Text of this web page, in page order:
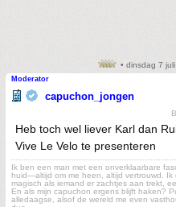
• dinsdag 7
Moderator
capuchon_jongen
Heb toch wel liever Karl dan
Vive Le Velo te presenteren
Ik ben een man met een onverklaarbare
huid—altijd om me heen, altijd vertrouwd.
magisch als iemand er zachtjes aan trekt,
En als mijn capuchon ergens blijft haken?
alledaagse, alsof de wereld me even